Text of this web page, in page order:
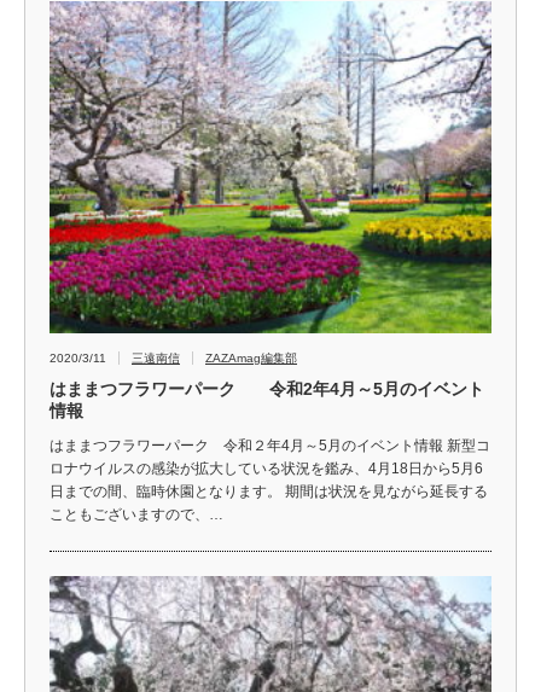
2020/3/11 三遠南信 ZAZAmag編集部
はままつフラワーパーク 令和2年4月～5月のイベント
情報
はままつフラワーパーク 令和２年4月～5月のイベント情報 新型コ
ロナウイルスの感染が拡大している状況を鑑み、4月18日から5月6
日までの間、臨時休園となります。 期間は状況を見ながら延長する
こともございますので、…